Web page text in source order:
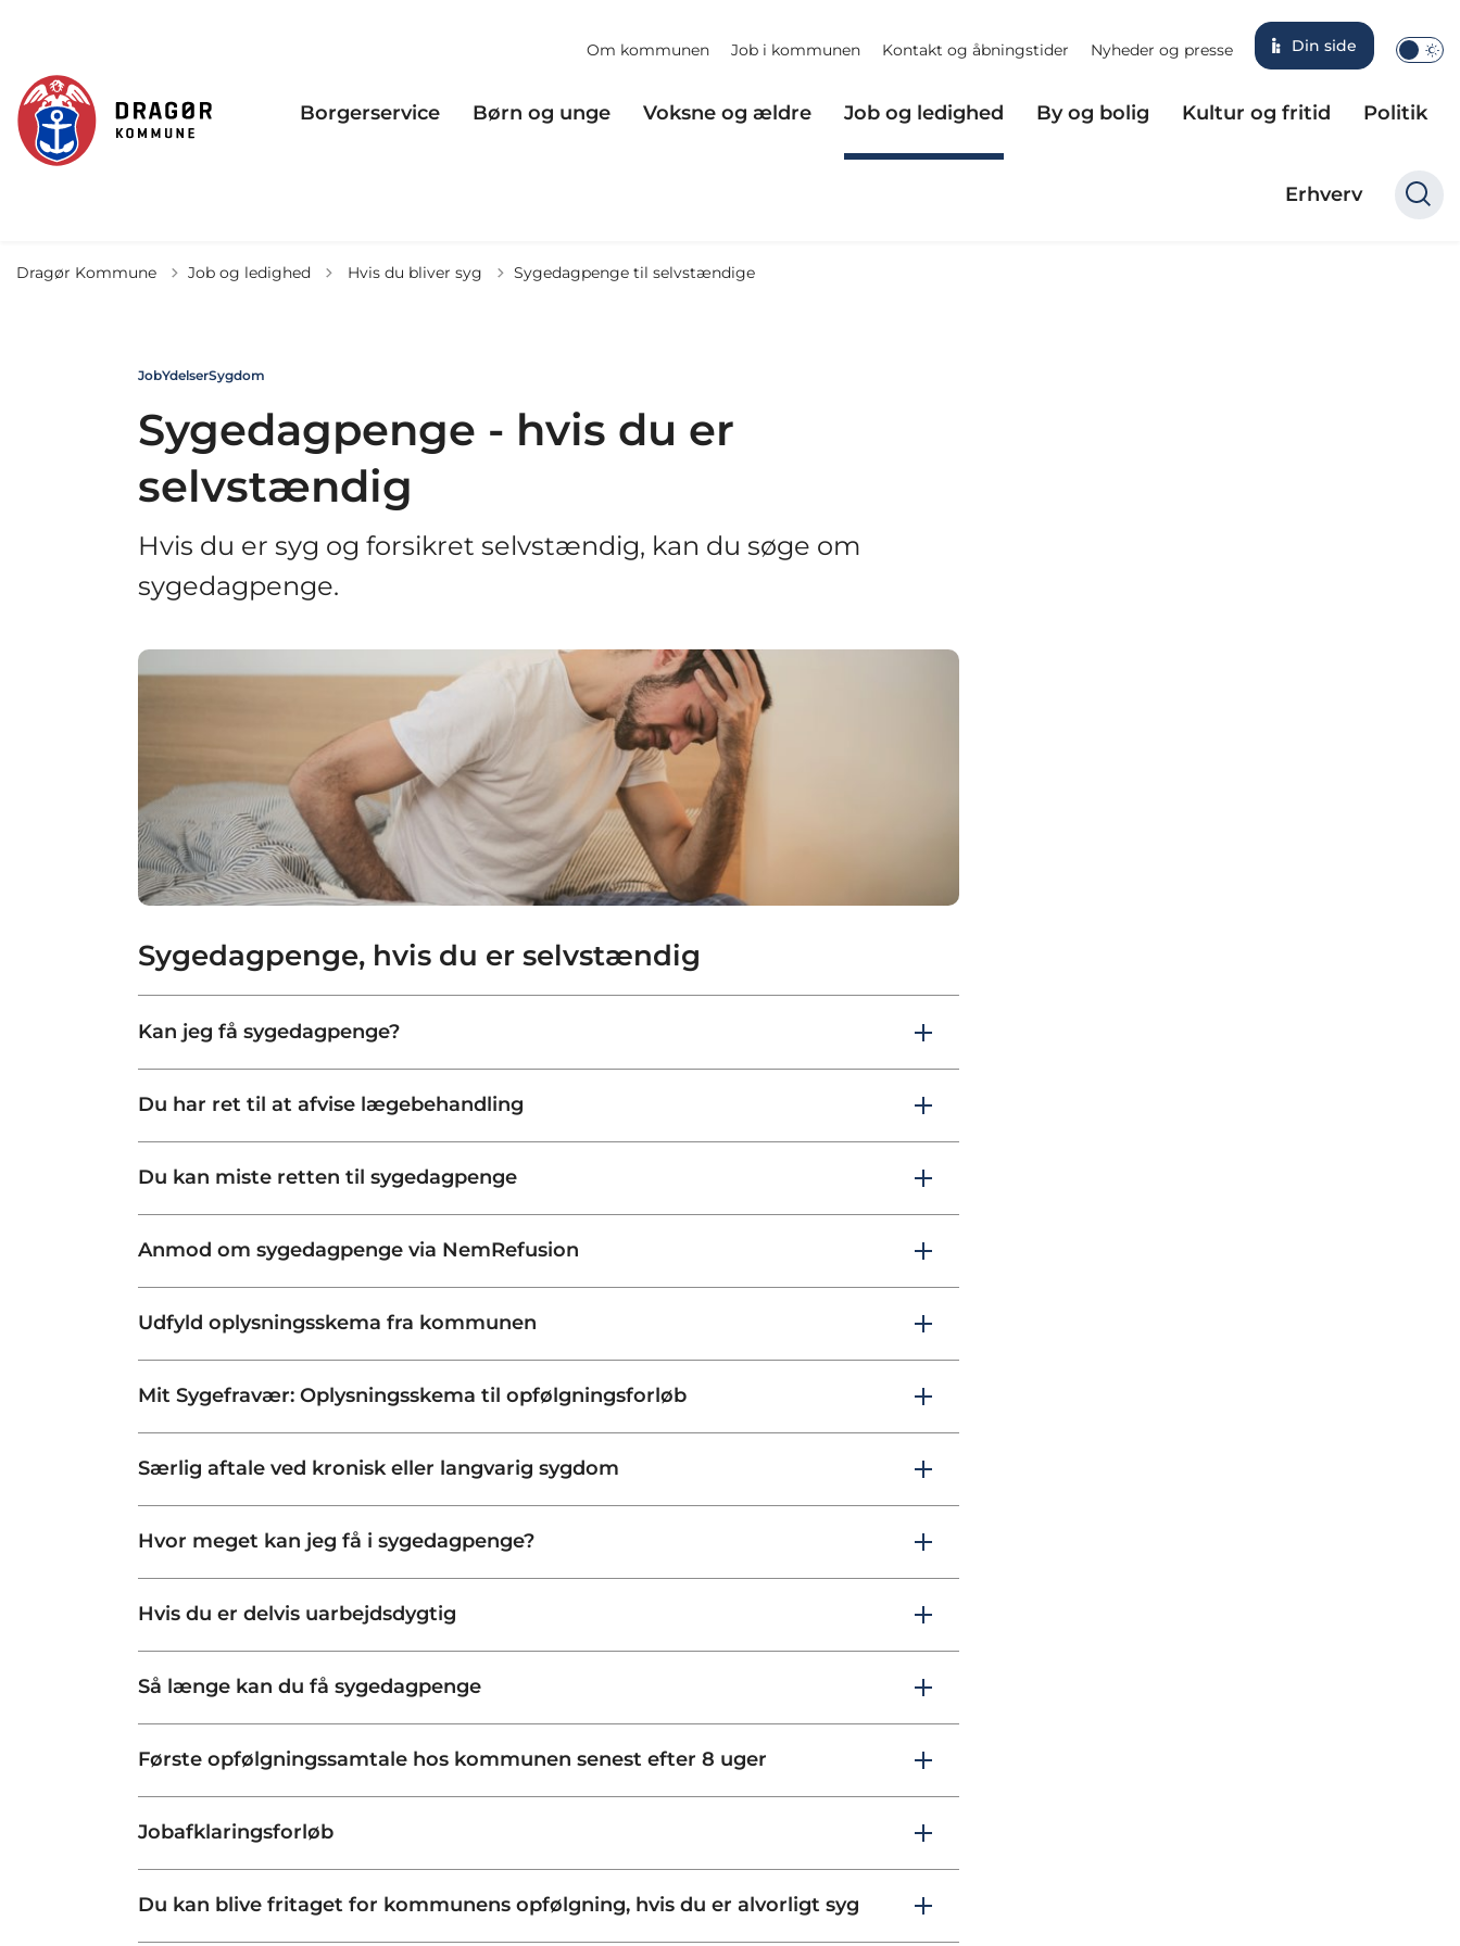
Om kommunen Job i kommunen Kontakt og åbningstider Nyheder og presse Din side
Borgerservice Børn og unge Voksne og ældre Job og ledighed By og bolig Kultur og fritid Politik
Erhverv
Dragør Kommune Job og ledighed Tilbage til
Hvis du bliver syg Sygedagpenge til selvstændige
JobYdelserSygdom
Sygedagpenge - hvis du er
selvstændig
Hvis du er syg og forsikret selvstændig, kan du søge om
sygedagpenge.
Sygedagpenge, hvis du er selvstændig
Kan jeg få sygedagpenge?
Du har ret til at afvise lægebehandling
Du kan miste retten til sygedagpenge
Anmod om sygedagpenge via NemRefusion
Udfyld oplysningsskema fra kommunen
Mit Sygefravær: Oplysningsskema til opfølgningsforløb
Særlig aftale ved kronisk eller langvarig sygdom
Hvor meget kan jeg få i sygedagpenge?
Hvis du er delvis uarbejdsdygtig
Så længe kan du få sygedagpenge
Første opfølgningssamtale hos kommunen senest efter 8 uger
Jobafklaringsforløb
Du kan blive fritaget for kommunens opfølgning, hvis du er alvorligt syg